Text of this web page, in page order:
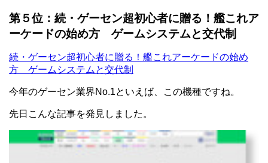
第５位：続・ゲーセン超初心者に贈る！艦これア
ーケードの始め方 ゲームシステムと交代制
続・ゲーセン超初心者に贈る！艦これアーケードの始め
方 ゲームシステムと交代制
今年のゲーセン業界No.1といえば、この機種ですね。
先日こんな記事を発見しました。